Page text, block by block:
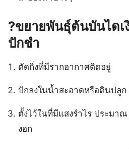
?ขยายพันธุ์ต้นบันไดเ
ปักชำ
ตัดกิ่งที่มีรากอากาศติดอยู่
ปักลงในน้ำสะอาดหรือดินปลูก
ตั้งไว้ในที่มีแสงรำไร ประมาณ
งอก